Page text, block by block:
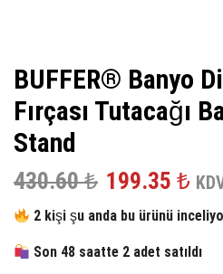
BUFFER® Banyo
Fırçası Tutacağı
Stand
430.60₺ Orijinal
fiyat:
430.60 ₺.
199.35 ₺ Şu
2 kişi şu anda bu ürünü
Son 48 saatte 2 adet satıldı